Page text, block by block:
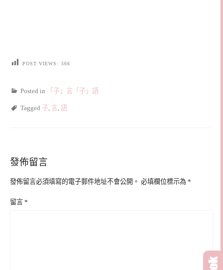
POST VIEWS: 566
Posted in 「子」言「子」語
Tagged 子, 言, 語
發佈留言
發佈留言必須填寫的電子郵件地址不會公開。 必填欄位標示為 *
留言 *